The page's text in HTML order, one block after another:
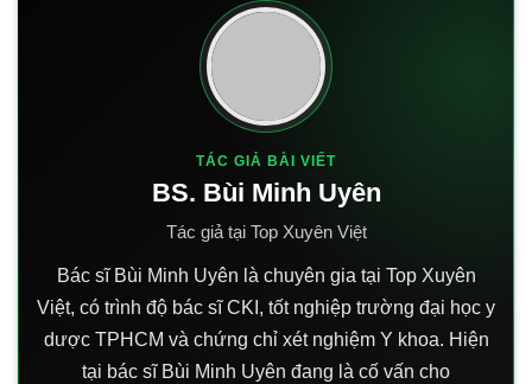
TÁC GIẢ BÀI VIẾT
BS. Bùi Minh Uyên
Tác giả tại Top Xuyên Việt
Bác sĩ Bùi Minh Uyên là chuyên gia tại Top Xuyên
Việt, có trình độ bác sĩ CKI, tốt nghiệp trường đại học y
dược TPHCM và chứng chỉ xét nghiệm Y khoa. Hiện
tại bác sĩ Bùi Minh Uyên đang là cố vấn cho